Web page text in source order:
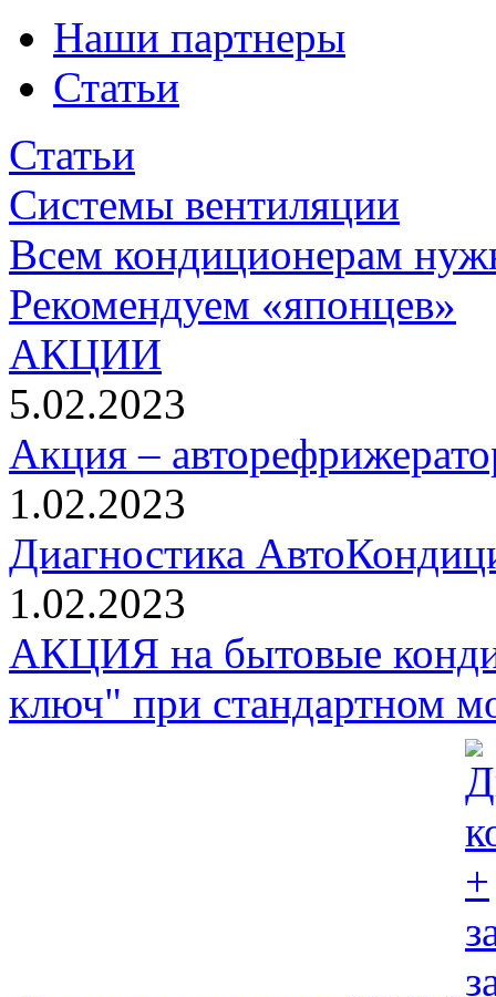
Наши партнеры
Статьи
Статьи
Системы вентиляции
Всем кондиционерам
Рекомендуем «японцев»
АКЦИИ
5.02.2023
Акция –
1.02.2023
Диагностика
1.02.2023
АКЦИЯ на бытовые
ключ" при стандартном